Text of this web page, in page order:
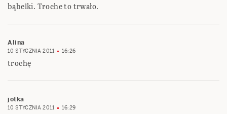
bąbelki. Troche to trwało.
Alina
10 STYCZNIA 2011 16:26
trochę
jotka
10 STYCZNIA 2011 16:29